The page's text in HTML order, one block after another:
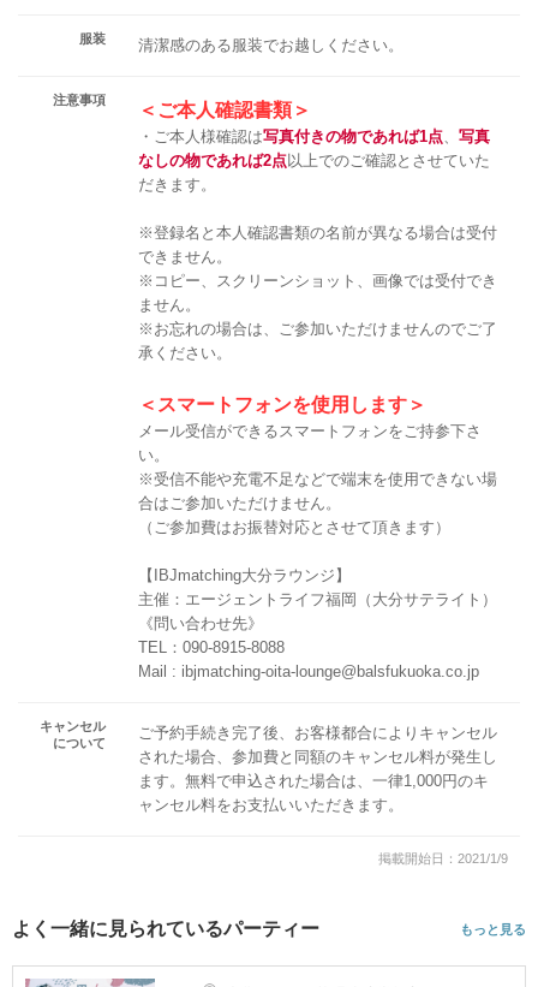
服装 清潔感のある服装でお越しください。
注意事項 ＜ご本人確認書類＞
・ご本人様確認は写真付きの物であれば1点
写真
なしの物であれば2点以上でのご確認とさせていた
だきます。
※登録名と本人確認書類の名前が異なる場合は受付
できません。
※コピー、スクリーンショット、画像では受付でき
ません。
※お忘れの場合は、ご参加いただけませんのでご了
承ください。
＜スマートフォンを使用します＞
メール受信ができるスマートフォンをご持参下さ
い。
※受信不能や充電不足などで端末を使用できない場
合はご参加いただけません。
（ご参加費はお振替対応とさせて頂きます）
【IBJmatching大分ラウンジ】
主催：エージェントライフ福岡（大分サテライト）
《問い合わせ先》
TEL：090-8915-8088
Mail : ibjmatching-oita-lounge@balsfukuoka.co.jp
キャンセル
について
ご予約手続き完了後、お客様都合によりキャンセル
された場合、参加費と同額のキャンセル料が発生し
ます。無料で申込された場合は、一律1,000円のキ
ャンセル料をお支払いいただきます。
掲載開始日：2021/1/9
よく一緒に見られているパーティー もっと見る